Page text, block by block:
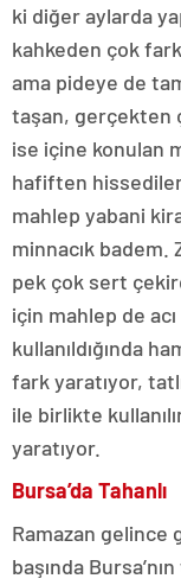
ki diğer aylarda
kahkeden çok
ama pideye de
taşan, gerçekten
ise içine konulan
hafiften
mahlep yabani
minnacık
pek çok sert
için mahlep de
kullanıldığında
fark yaratıyor,
ile birlikte
yaratıyor.
Bursa’da Tahanlı
Ramazan
başında